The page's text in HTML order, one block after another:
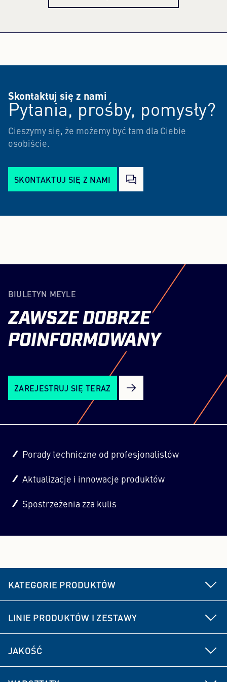
Skontaktuj się z nami
Pytania, prośby, pomysły?
Cieszymy się, że możemy być tam dla Ciebie
osobiście.
SKONTAKTUJ SIĘ Z NAMI
BIULETYN MEYLE
ZAWSZE DOBRZE
POINFORMOWANY
ZAREJESTRUJ SIĘ TERAZ
Porady techniczne od profesjonalistów
Aktualizacje i innowacje produktów
Spostrzeżenia zza kulis
KATEGORIE PRODUKTÓW
Elementy napędu
LINIE PRODUKTÓW I ZESTAWY
JAKOŚĆ